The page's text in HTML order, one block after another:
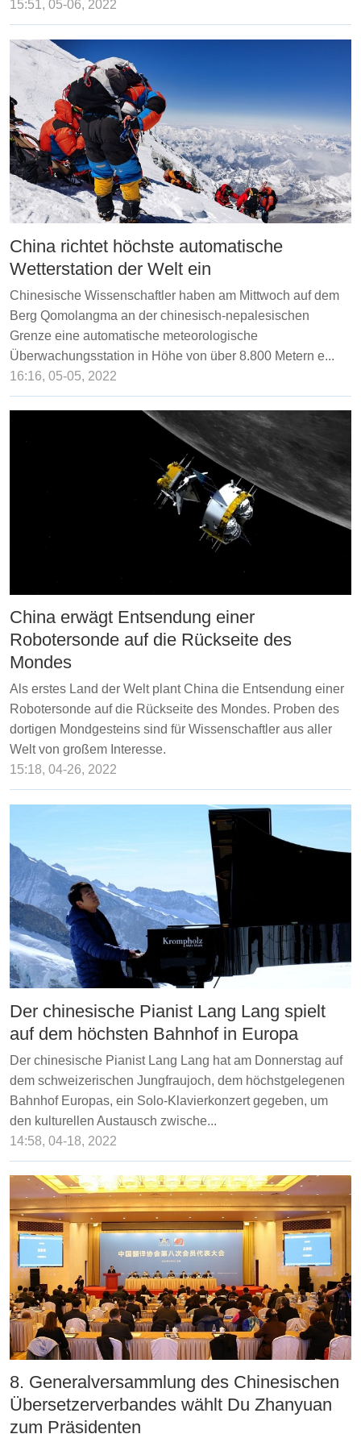
15:51, 05-06, 2022
China richtet höchste automatische
Wetterstation der Welt ein
Chinesische Wissenschaftler haben am Mittwoch auf dem
Berg Qomolangma an der chinesisch-nepalesischen
Grenze eine automatische meteorologische
Überwachungsstation in Höhe von über 8.800 Metern e...
16:16, 05-05, 2022
China erwägt Entsendung einer
Robotersonde auf die Rückseite des
Mondes
Als erstes Land der Welt plant China die Entsendung einer
Robotersonde auf die Rückseite des Mondes. Proben des
dortigen Mondgesteins sind für Wissenschaftler aus aller
Welt von großem Interesse.
15:18, 04-26, 2022
Der chinesische Pianist Lang Lang spielt
auf dem höchsten Bahnhof in Europa
Der chinesische Pianist Lang Lang hat am Donnerstag auf
dem schweizerischen Jungfraujoch, dem höchstgelegenen
Bahnhof Europas, ein Solo-Klavierkonzert gegeben, um
den kulturellen Austausch zwische...
14:58, 04-18, 2022
8. Generalversammlung des Chinesischen
Übersetzerverbandes wählt Du Zhanyuan
zum Präsidenten